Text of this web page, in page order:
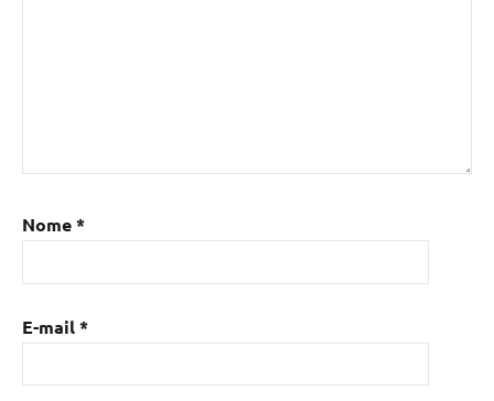
Nome*
E-mail*